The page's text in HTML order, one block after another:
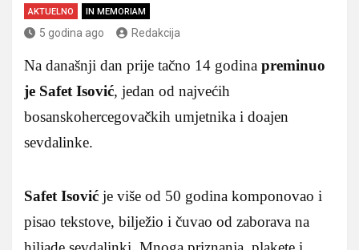
AKTUELNO IN MEMORIAM
5 godina ago Redakcija
Na današnji dan prije tačno 14 godina preminuo
je Safet Isović, jedan od najvećih
bosanskohercegovačkih umjetnika i doajen
sevdalinke.
Safet Isović je više od 50 godina komponovao i
pisao tekstove, bilježio i čuvao od zaborava na